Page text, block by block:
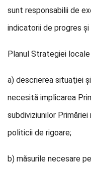
sunt responsabilii de
indicatorii de progres
Planul Strategiei
a) descrierea situaţiei
necesită implicarea
subdiviziunilor Primăriei
politicii de rigoare;
b) măsurile necesare